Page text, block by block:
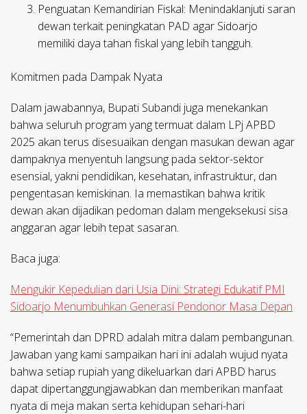
Penguatan Kemandirian Fiskal: Menindaklanjuti saran
dewan terkait peningkatan PAD agar Sidoarjo
memiliki daya tahan fiskal yang lebih tangguh.
Komitmen pada Dampak Nyata
Dalam jawabannya, Bupati Subandi juga menekankan
bahwa seluruh program yang termuat dalam LPj APBD
2025 akan terus disesuaikan dengan masukan dewan agar
dampaknya menyentuh langsung pada sektor-sektor
esensial, yakni pendidikan, kesehatan, infrastruktur, dan
pengentasan kemiskinan. Ia memastikan bahwa kritik
dewan akan dijadikan pedoman dalam mengeksekusi sisa
anggaran agar lebih tepat sasaran.
Baca juga:
Mengukir Kepedulian dari Usia Dini: Strategi Edukatif PMI
Sidoarjo Menumbuhkan Generasi Pendonor Masa Depan
​“Pemerintah dan DPRD adalah mitra dalam pembangunan.
Jawaban yang kami sampaikan hari ini adalah wujud nyata
bahwa setiap rupiah yang dikeluarkan dari APBD harus
dapat dipertanggungjawabkan dan memberikan manfaat
nyata di meja makan serta kehidupan sehari-hari